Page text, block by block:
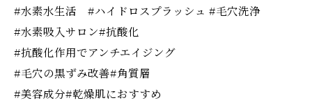
#水素水生活 #ハイドロスプラッシュ #毛穴洗浄
#水素吸入サロン#抗酸化
#抗酸化作用でアンチエイジング
#毛穴の黒ずみ改善#角質層
#美容成分#乾燥肌におすすめ